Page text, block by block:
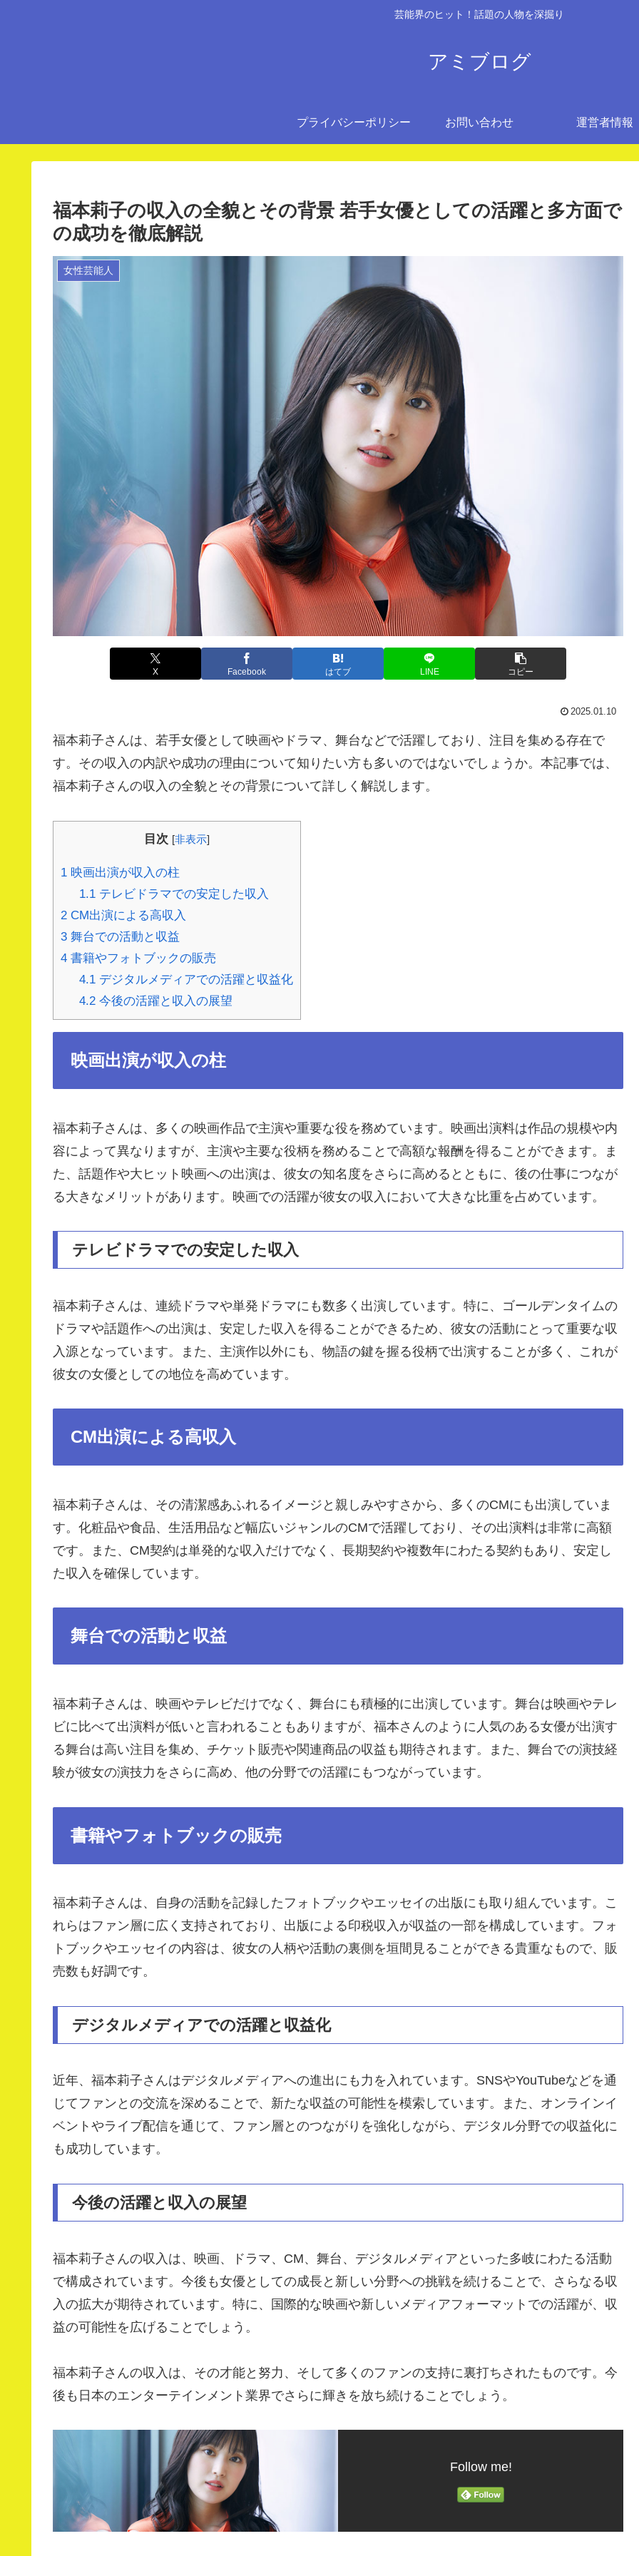
芸能界のヒット！話題の人物を深掘り
アミブログ
プライバシーポリシー お問い合わせ 運営者情報
福本莉子の収入の全貌とその背景 若手女優としての活躍と多方面で
の成功を徹底解説
女性芸能人
X Facebook はてブ LINE コピー
2025.01.10
福本莉子さんは、若手女優として映画やドラマ、舞台などで活躍しており、注目を集める存在で
す。その収入の内訳や成功の理由について知りたい方も多いのではないでしょうか。本記事では、
福本莉子さんの収入の全貌とその背景について詳しく解説します。
目次 [非表示]
1 映画出演が収入の柱
1.1テレビドラマでの安定した収入
2 CM出演による高収入
3 舞台での活動と収益
4 書籍やフォトブックの販売
4.1デジタルメディアでの活躍と収益化
4.2今後の活躍と収入の展望
映画出演が収入の柱
福本莉子さんは、多くの映画作品で主演や重要な役を務めています。映画出演料は作品の規模や内
容によって異なりますが、主演や主要な役柄を務めることで高額な報酬を得ることができます。ま
た、話題作や大ヒット映画への出演は、彼女の知名度をさらに高めるとともに、後の仕事につなが
る大きなメリットがあります。映画での活躍が彼女の収入において大きな比重を占めています。
テレビドラマでの安定した収入
福本莉子さんは、連続ドラマや単発ドラマにも数多く出演しています。特に、ゴールデンタイムの
ドラマや話題作への出演は、安定した収入を得ることができるため、彼女の活動にとって重要な収
入源となっています。また、主演作以外にも、物語の鍵を握る役柄で出演することが多く、これが
彼女の女優としての地位を高めています。
CM出演による高収入
福本莉子さんは、その清潔感あふれるイメージと親しみやすさから、多くのCMにも出演していま
す。化粧品や食品、生活用品など幅広いジャンルのCMで活躍しており、その出演料は非常に高額
です。また、CM契約は単発的な収入だけでなく、長期契約や複数年にわたる契約もあり、安定し
た収入を確保しています。
舞台での活動と収益
福本莉子さんは、映画やテレビだけでなく、舞台にも積極的に出演しています。舞台は映画やテレ
ビに比べて出演料が低いと言われることもありますが、福本さんのように人気のある女優が出演す
る舞台は高い注目を集め、チケット販売や関連商品の収益も期待されます。また、舞台での演技経
験が彼女の演技力をさらに高め、他の分野での活躍にもつながっています。
書籍やフォトブックの販売
福本莉子さんは、自身の活動を記録したフォトブックやエッセイの出版にも取り組んでいます。こ
れらはファン層に広く支持されており、出版による印税収入が収益の一部を構成しています。フォ
トブックやエッセイの内容は、彼女の人柄や活動の裏側を垣間見ることができる貴重なもので、販
売数も好調です。
デジタルメディアでの活躍と収益化
近年、福本莉子さんはデジタルメディアへの進出にも力を入れています。SNSやYouTubeなどを通
じてファンとの交流を深めることで、新たな収益の可能性を模索しています。また、オンラインイ
ベントやライブ配信を通じて、ファン層とのつながりを強化しながら、デジタル分野での収益化に
も成功しています。
今後の活躍と収入の展望
福本莉子さんの収入は、映画、ドラマ、CM、舞台、デジタルメディアといった多岐にわたる活動
で構成されています。今後も女優としての成長と新しい分野への挑戦を続けることで、さらなる収
入の拡大が期待されています。特に、国際的な映画や新しいメディアフォーマットでの活躍が、収
益の可能性を広げることでしょう。
福本莉子さんの収入は、その才能と努力、そして多くのファンの支持に裏打ちされたものです。今
後も日本のエンターテインメント業界でさらに輝きを放ち続けることでしょう。
Follow me!